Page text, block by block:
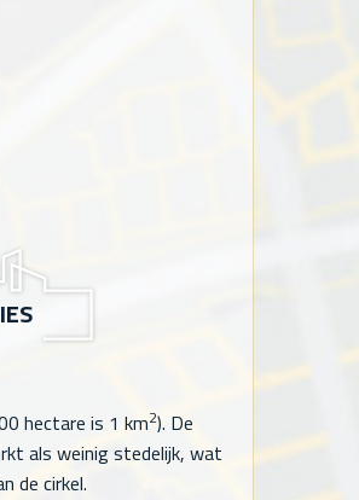
hectare is 1 km2). De
als weinig stedelijk, wat
de cirkel.